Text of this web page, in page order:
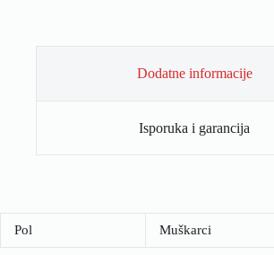
Dodatne informacije
Isporuka i garancija
Pol Muškarci